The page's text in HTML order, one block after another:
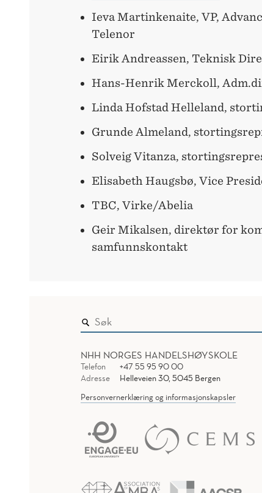
Ieva Martinkenaite, VP,
Telenor
Eirik Andreassen, Teknisk
Hans-Henrik Merckoll,
Linda Hofstad Helleland,
Grunde Almeland,
Solveig Vitanza,
Elisabeth Haugsbø, Vice
TBC, Virke/Abelia
Geir Mikalsen, direktør for
samfunnskontakt
NHH NORGES HANDELSHØYSKOLE
Telefon
+47 55 95 90 00
Adresse
Helleveien 30, 5045 Bergen
Personvernerklæring og informasjonskapsler